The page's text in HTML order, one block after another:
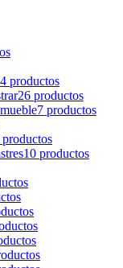
productos
26 productos
7 productos
productos
10 productos